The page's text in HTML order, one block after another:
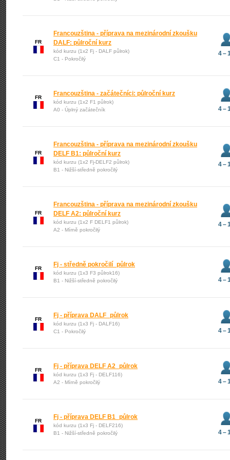
FR
Francouzština - příprava na mezinárodní zkoušku
DALF: půlroční kurz
kód kurzu (1x2 Fj - DALF půlrok)
C1 - Pokročilý
4 –
FR
Francouzština - začátečníci: půlroční kurz
kód kurzu (1x2 F1 půlrok)
A0 - Úplný začátečník
4 –
FR
Francouzština - příprava na mezinárodní zkoušku
DELF B1: půlroční kurz
kód kurzu (1x2 Fj-DELF2 půlrok)
B1 - Nižší-středně pokročilý
4 –
FR
Francouzština - příprava na mezinárodní zkoušku
DELF A2: půlroční kurz
kód kurzu (1x2 F DELF1 půlrok)
A2 - Mírně pokročilý
4 –
FR
Fj - středně pokročilí_půlrok
kód kurzu (1x3 F3 půlrok16)
B1 - Nižší-středně pokročilý
4 –
FR
Fj - příprava DALF_půlrok
kód kurzu (1x3 Fj - DALF16)
C1 - Pokročilý
4 –
FR
Fj - příprava DELF A2_půlrok
kód kurzu (1x3 Fj - DELF116)
A2 - Mírně pokročilý
4 –
FR
Fj - příprava DELF B1_půlrok
kód kurzu (1x3 Fj - DELF216)
B1 - Nižší-středně pokročilý
4 –